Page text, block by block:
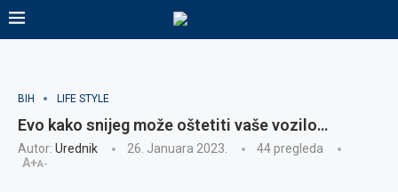
BIH LIFE STYLE
Evo kako snijeg može oštetiti vaše vozilo…
Autor: Urednik 26. Januara 2023. 44pregleda
A+A-